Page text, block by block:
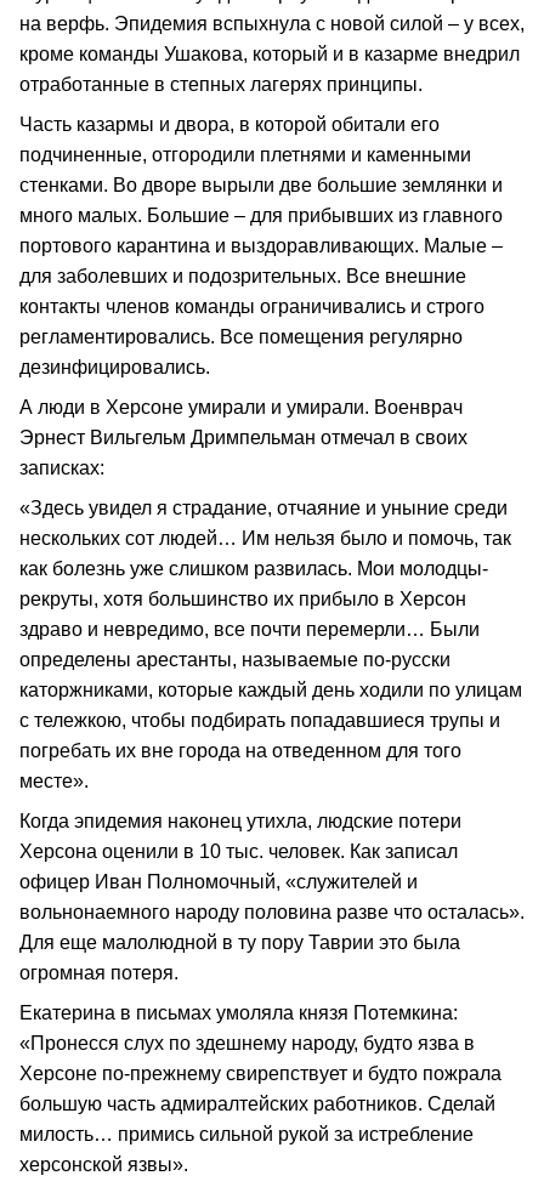
на верфь. Эпидемия вспыхнула с новой силой – у всех,
кроме команды Ушакова, который и в казарме внедрил
отработанные в степных лагерях принципы.
Часть казармы и двора, в которой обитали его
подчиненные, отгородили плетнями и каменными
стенками. Во дворе вырыли две большие землянки и
много малых. Большие – для прибывших из главного
портового карантина и выздоравливающих. Малые –
для заболевших и подозрительных. Все внешние
контакты членов команды ограничивались и строго
регламентировались. Все помещения регулярно
дезинфицировались.
А люди в Херсоне умирали и умирали. Военврач
Эрнест Вильгельм Дримпельман отмечал в своих
записках:
«Здесь увидел я страдание, отчаяние и уныние среди
нескольких сот людей… Им нельзя было и помочь, так
как болезнь уже слишком развилась. Мои молодцы-
рекруты, хотя большинство их прибыло в Херсон
здраво и невредимо, все почти перемерли… Были
определены арестанты, называемые по-русски
каторжниками, которые каждый день ходили по улицам
с тележкою, чтобы подбирать попадавшиеся трупы и
погребать их вне города на отведенном для того
месте».
Когда эпидемия наконец утихла, людские потери
Херсона оценили в 10 тыс. человек. Как записал
офицер Иван Полномочный, «служителей и
вольнонаемного народу половина разве что осталась».
Для еще малолюдной в ту пору Таврии это была
огромная потеря.
Екатерина в письмах умоляла князя Потемкина:
«Пронесся слух по здешнему народу, будто язва в
Херсоне по-прежнему свирепствует и будто пожрала
большую часть адмиралтейских работников. Сделай
милость… примись сильной рукой за истребление
херсонской язвы».